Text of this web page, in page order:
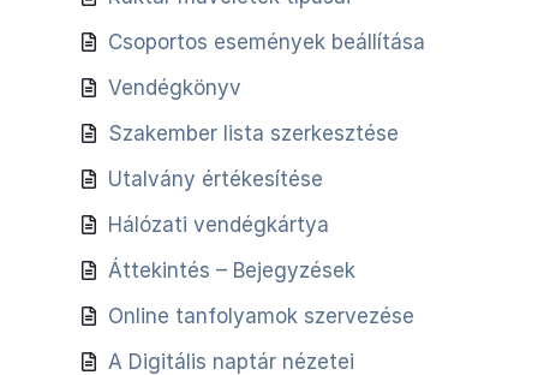
Csoportos események beállítása
Vendégkönyv
Szakember lista szerkesztése
Utalvány értékesítése
Hálózati vendégkártya
Áttekintés – Bejegyzések
Online tanfolyamok szervezése
A Digitális naptár nézetei